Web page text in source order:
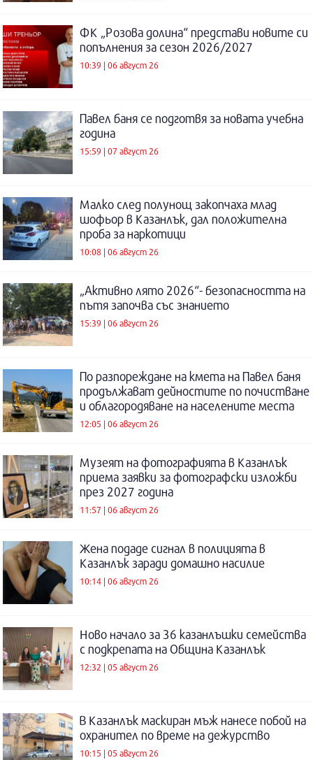
ФК „Розова долина“ представи новите си
попълнения за сезон 2026/2027
10:39 | 06 август 26
Павел баня се подготвя за новата учебна
година
15:59 | 07 август 26
Малко след полунощ закопчаха млад
шофьор в Казанлък, дал положителна
проба за наркотици
10:08 | 06 август 26
„Активно лято 2026“- безопасността на
пътя започва със знанието
15:39 | 06 август 26
По разпореждане на кмета на Павел баня
продължават дейностите по почистване
и облагородяване на населените места
12:05 | 06 август 26
Музеят на фотографията в Казанлък
приема заявки за фотографски изложби
през 2027 година
11:57 | 06 август 26
Жена подаде сигнал в полицията в
Казанлък заради домашно насилие
10:14 | 06 август 26
Ново начало за 36 казанлъшки семейства
с подкрепата на Община Казанлък
12:32 | 05 август 26
В Казанлък маскиран мъж нанесе побой на
охранител по време на дежурство
10:15 | 05 август 26